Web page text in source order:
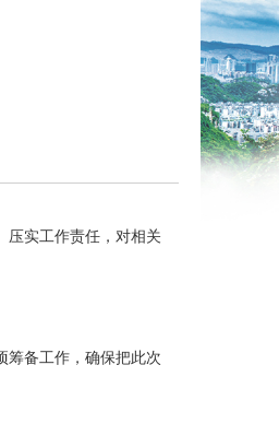
压实工作责任，对相关
筹备工作，确保把此次